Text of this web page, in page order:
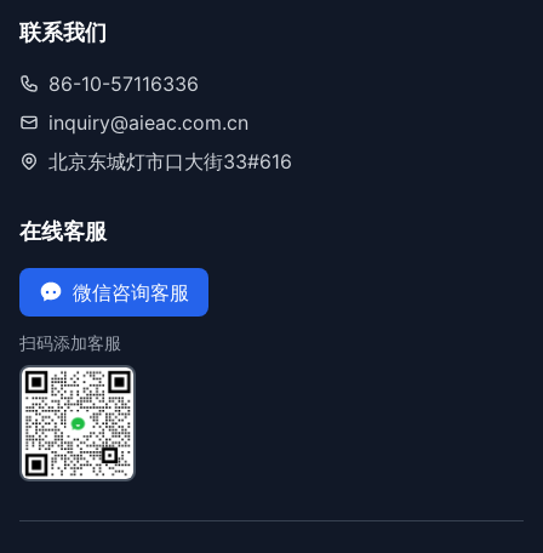
联系我们
86-10-57116336
inquiry@aieac.com.cn
北京东城灯市口大街33#616
在线客服
微信咨询客服
扫码添加客服